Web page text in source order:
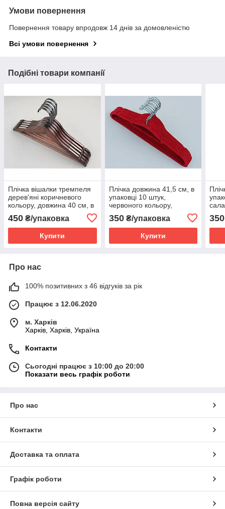
Умови повернення
Повернення товару впродовж 14 днів за домовленістю
Всі умови повернення
Подібні товари компанії
Плічка вішалки тремпеля
дерев'яні коричневого
кольору, довжина 40 см, в
450 ₴/упаковка
Купити
Плічка довжина 41,5 см, в
упаковці 10 штук,
червоного кольору,
флоковані
350₴/упаковка
Купити
350
Про нас
100% позитивних з 46 відгуків за рік
Працює з 12.06.2020
м. Харків
Харків, Харків, Україна
Контакти
Сьогодні працює з 10:00 до 20:00
Показати весь графік роботи
Про нас
Контакти
Доставка та оплата
Графік роботи
Повна версія сайту